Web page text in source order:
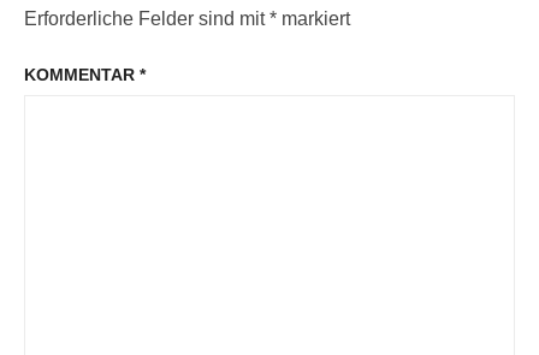
Erforderliche Felder sind mit* markiert
KOMMENTAR *